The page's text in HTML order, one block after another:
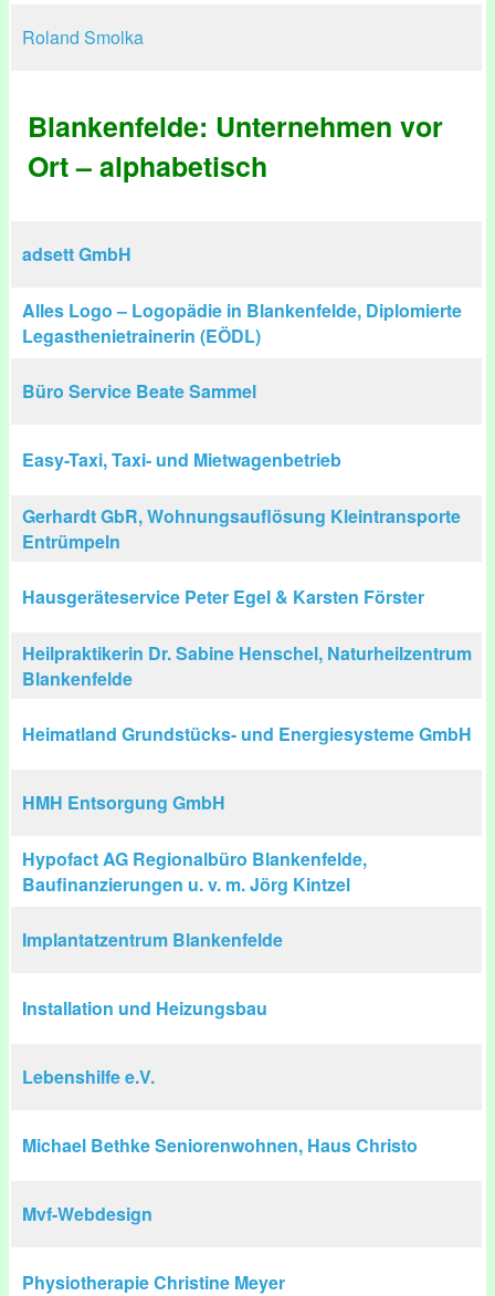
Roland Smolka
Blankenfelde: Unternehmen vor
Ort – alphabetisch
adsett GmbH
Alles Logo – Logopädie in Blankenfelde, Diplomierte
Legasthenietrainerin (EÖDL)
Büro Service Beate Sammel
Easy-Taxi, Taxi- und Mietwagenbetrieb
Gerhardt GbR, Wohnungsauflösung Kleintransporte
Entrümpeln
Hausgeräteservice Peter Egel & Karsten Förster
Heilpraktikerin Dr. Sabine Henschel, Naturheilzentrum
Blankenfelde
Heimatland Grundstücks- und Energiesysteme GmbH
HMH Entsorgung GmbH
Hypofact AG Regionalbüro Blankenfelde,
Baufinanzierungen u. v. m. Jörg Kintzel
Implantatzentrum Blankenfelde
Installation und Heizungsbau
Lebenshilfe e.V.
Michael Bethke Seniorenwohnen, Haus Christo
Mvf-Webdesign
Physiotherapie Christine Meyer